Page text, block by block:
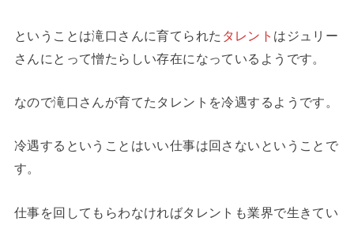
ということは滝口さんに育てられた タレント はジュリー
さんにとって憎たらしい存在になっているようです。
なので滝口さんが育てたタレントを冷遇するようです。
冷遇するということはいい仕事は回さないということで
す。
仕事を回してもらわなければタレントも業界で生きてい